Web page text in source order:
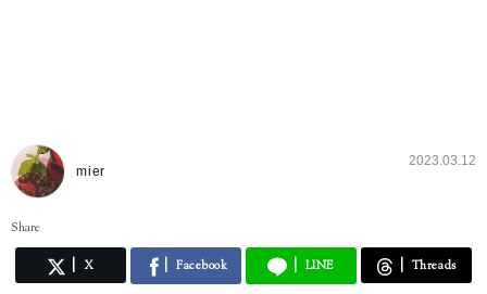
mier
2023.03.12
Share
X Facebook LINE Threads